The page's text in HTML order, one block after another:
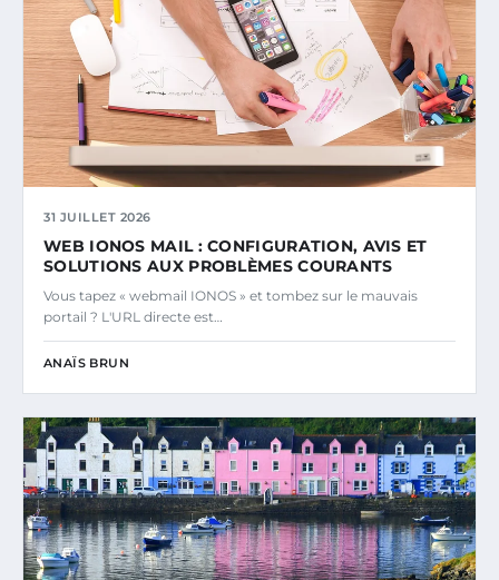
31 JUILLET 2026
WEB IONOS MAIL : CONFIGURATION, AVIS ET
SOLUTIONS AUX PROBLÈMES COURANTS
Vous tapez « webmail IONOS » et tombez sur le mauvais
portail ? L'URL directe est…
ANAÏS BRUN